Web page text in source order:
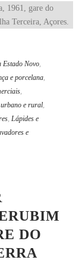
Estado Novo,
e porcelana,
,
e rural,
, Lápides e
e
DO